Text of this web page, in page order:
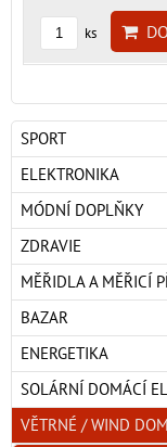
ks
SPORT
ELEKTRONIKA
MÓDNÍ DOPLŇKY
ZDRAVIE
MĚŘIDLA A MĚŘICÍ
BAZAR
ENERGETIKA
SOLÁRNÍ DOMÁCÍ
VĚTRNÉ / WIND